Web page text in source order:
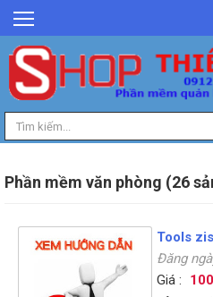
GIỚI THIỆU
TIN TỨC
SẢN PHẨM
DỊCH VỤ
LIÊN HỆ
QUẢN LÝ
Phần mềm văn phòng (26
Tools
Đăng
Giá :